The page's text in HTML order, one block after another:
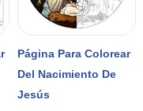
Página Para Colorear
Del Nacimiento De
Jesús